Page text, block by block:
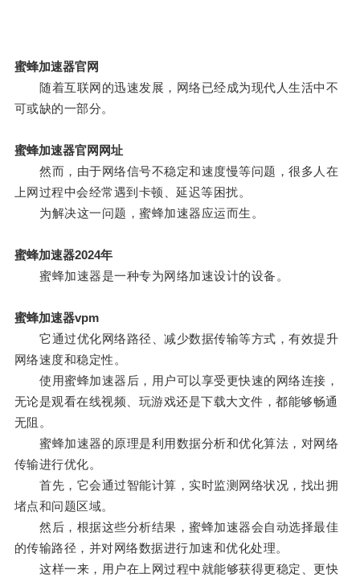
蜜蜂加速器官网
随着互联网的迅速发展，网络已经成为现代人生活中不
可或缺的一部分。
蜜蜂加速器官网网址
然而，由于网络信号不稳定和速度慢等问题，很多人在
上网过程中会经常遇到卡顿、延迟等困扰。
为解决这一问题，蜜蜂加速器应运而生。
蜜蜂加速器2024年
蜜蜂加速器是一种专为网络加速设计的设备。
蜜蜂加速器vpm
它通过优化网络路径、减少数据传输等方式，有效提升
网络速度和稳定性。
使用蜜蜂加速器后，用户可以享受更快速的网络连接，
无论是观看在线视频、玩游戏还是下载大文件，都能够畅通
无阻。
蜜蜂加速器的原理是利用数据分析和优化算法，对网络
传输进行优化。
首先，它会通过智能计算，实时监测网络状况，找出拥
堵点和问题区域。
然后，根据这些分析结果，蜜蜂加速器会自动选择最佳
的传输路径，并对网络数据进行加速和优化处理。
这样一来，用户在上网过程中就能够获得更稳定、更快